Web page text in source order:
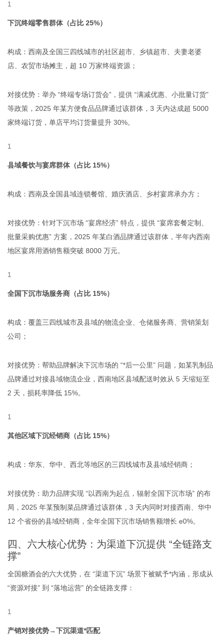
下沉终端零售群体（占比 25%）
构成：西南及全国三四线城市的社区超市、乡镇超市、夫妻老婆
店、农贸市场摊主，超 10 万家终端资源；
对接优势：举办 “终端专场订货会”，提供 “满减优惠、小批量订货”
等政策，2025 年某方便食品品牌通过该群体，3 天内达成超 5000
家终端订货，单店平均订货量提升 30%。
县域餐饮与宴席群体（占比 15%）
构成：西南及全国县域连锁餐馆、婚庆酒店、乡村宴席承办方；
对接优势：针对下沉市场 “宴席经济” 特点，提供 “宴席套餐定制、
批量采购优惠” 方案，2025 年某白酒品牌通过该群体，半年内西南
地区宴席用酒销售额突破 8000 万元。
全国下沉市场服务商（占比 15%）
构成：覆盖三四线城市及县域的物流企业、仓储服务商、营销策划
公司；
对接优势：帮助品牌解决下沉市场的 “*后一公里” 问题，如某乳制品
品牌通过对接县域物流企业，西南地区县域配送时效从 5 天缩短至
2 天，损耗率降低 15%。
其他区域下沉经销商（占比 15%）
构成：华东、华中、西北等地区的三四线城市及县域经销商；
对接优势：助力品牌实现 “以西南为起点，辐射全国下沉市场” 的布
局，2025 年某预制菜品牌通过该群体，3 天内同时对接西南、华中
12 个省份的县域经销商，全年全国下沉市场销售额增长 e0%。
四、六大核心优势：为渠道下沉提供 “全链路支
撑”
全国糖酒会的六大优势，在 “渠道下沉” 场景下被赋予*内涵，形成从
“资源对接” 到 “落地运营” 的全链路支撑：
产销对接优势→下沉渠道*匹配